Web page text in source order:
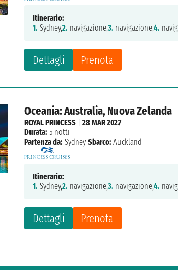
Dettagli Prenota
Itinerario:
1. Sydney,2. navigazione,3. navigazione,4.
Oceania: Australia, Nuova Zelanda
Dettagli Prenota
ROYAL PRINCESS |28 MAR 2027
Durata: 5 notti
Partenza da: Sydney Sbarco: Auckland
Itinerario:
1. Sydney,2. navigazione,3. navigazione,4.